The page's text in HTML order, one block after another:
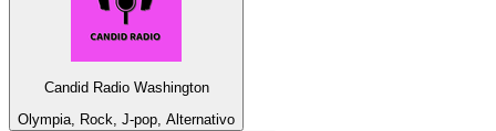
Candid Radio Washington
Olympia, Rock, J-pop, Alternativo